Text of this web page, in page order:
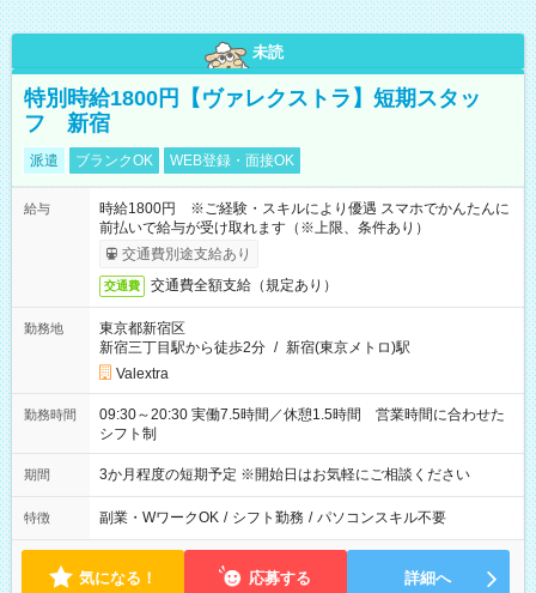
未読
特別時給1800円【ヴァレクストラ】短期スタッ
フ 新宿
派遣 ブランクOK WEB登録・面接OK
給与
時給1800円 ※ご経験・スキルにより優遇 スマホでかんたんに
前払いで給与が受け取れます（※上限、条件あり）
交通費別途支給あり
交通費 交通費全額支給（規定あり）
勤務地
東京都新宿区
新宿三丁目駅から徒歩2分 / 新宿(東京メトロ)駅
Valextra
勤務時間
09:30～20:30 実働7.5時間／休憩1.5時間 営業時間に合わせた
シフト制
期間 3か月程度の短期予定 ※開始日はお気軽にご相談ください
特徴 副業・WワークOK / シフト勤務 / パソコンスキル不要
気になる！ 応募する 詳細へ